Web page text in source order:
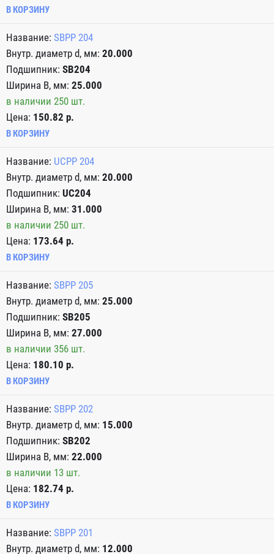
В КОРЗИНУ
SBPP 204
20.000
SB204
25.000
в наличии 250 шт.
Цена: 150.82 р.
В КОРЗИНУ
UCPP 204
20.000
UC204
31.000
в наличии 250 шт.
Цена: 173.64 р.
В КОРЗИНУ
SBPP 205
25.000
SB205
27.000
в наличии 356 шт.
Цена: 180.10 р.
В КОРЗИНУ
SBPP 202
15.000
SB202
22.000
в наличии 13 шт.
Цена: 182.74 р.
В КОРЗИНУ
SBPP 201
12.000